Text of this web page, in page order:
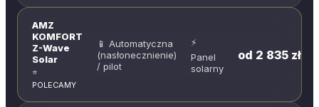
AMZ
KOMFORT
Z-Wave
Solar
⭐
POLECAMY
📱 Automatyczna
(nasłonecznienie)
/ pilot
⚡
Panel
solarny
od 2 835 zł